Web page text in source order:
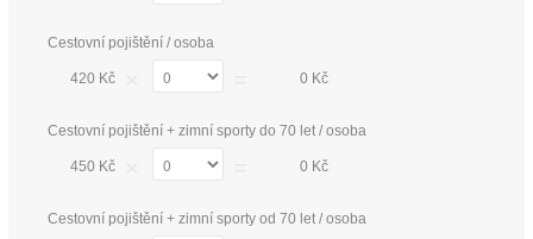
Cestovní pojištění / osoba
420 Kč 0 Kč
Cestovní pojištění + zimní sporty do 70 let / osoba
450 Kč 0 Kč
Cestovní pojištění + zimní sporty od 70 let / osoba